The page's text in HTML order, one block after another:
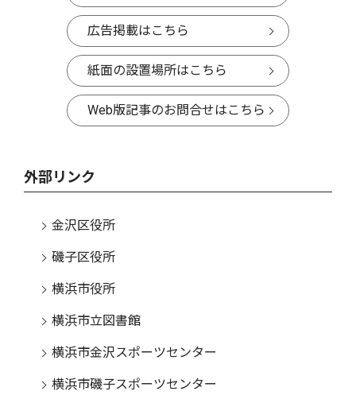
広告掲載はこちら
紙面の設置場所はこちら
Web版記事のお問合せはこちら
外部リンク
金沢区役所
磯子区役所
横浜市役所
横浜市立図書館
横浜市金沢スポーツセンター
横浜市磯子スポーツセンター